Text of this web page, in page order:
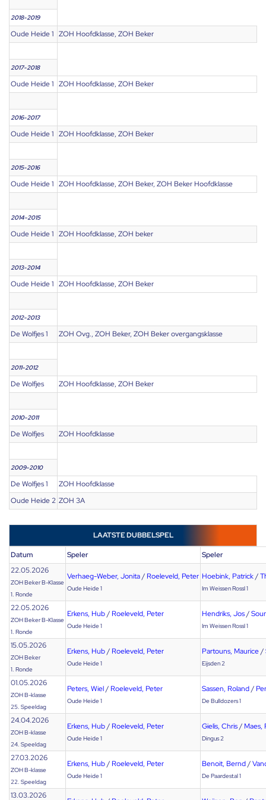
2018-2019
Oude Heide 1 ZOH Hoofdklasse, ZOH Beker
2017-2018
Oude Heide 1 ZOH Hoofdklasse, ZOH Beker
2016-2017
Oude Heide 1 ZOH Hoofdklasse, ZOH Beker
2015-2016
Oude Heide 1 ZOH Hoofdklasse, ZOH Beker, ZOH Beker Hoofdklasse
2014-2015
Oude Heide 1 ZOH Hoofdklasse, ZOH beker
2013-2014
Oude Heide 1 ZOH Hoofdklasse, ZOH Beker
2012-2013
De Wolfjes 1 ZOH Ovg., ZOH Beker, ZOH Beker overgangsklasse
2011-2012
De Wolfjes ZOH Hoofdklasse, ZOH Beker
2010-2011
De Wolfjes ZOH Hoofdklasse
2009-2010
De Wolfjes 1
ZOH Hoofdklasse
Oude Heide 2 ZOH 3A
LAATSTE DUBBELSPEL
Datum Speler
Speler
22.05.2026
ZOH Beker B-Klasse
1. Ronde
Verhaeg-Weber, Jonita/ Roeleveld, Peter
Oude Heide 1
Hoebink, Patrick/
Im Weissen Rossl 1
22.05.2026
ZOH Beker B-Klasse
1. Ronde
Erkens, Hub/ Roeleveld, Peter
Oude Heide 1
Hendriks, Jos/
Im Weissen Rossl 1
15.05.2026
ZOH Beker
1. Ronde
Erkens, Hub/ Roeleveld, Peter
Oude Heide 1
Partouns, Maurice/
Eijsden 2
01.05.2026
ZOH B-klasse
25. Speeldag
Peters, Wiel/ Roeleveld, Peter
Oude Heide 1
Sassen, Roland/
De Bulldozers 1
24.04.2026
ZOH B-klasse
24. Speeldag
Erkens, Hub/ Roeleveld, Peter
Oude Heide 1
Gielis, Chris/ Maes,
Dingus 2
27.03.2026
ZOH B-klasse
22. Speeldag
Erkens, Hub/ Roeleveld, Peter
Oude Heide 1
Benoit, Bernd/
De Paardestal 1
13.03.2026